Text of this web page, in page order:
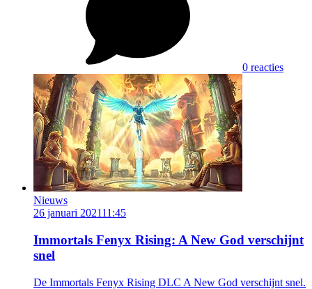
0 reacties
Nieuws
26 januari 202111:45
Immortals Fenyx Rising: A New God verschijnt
snel
De Immortals Fenyx Rising DLC A New God verschijnt snel.